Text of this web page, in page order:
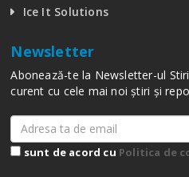
Ice It Solutions
Newsletter
Abonează-te la Newsletter-ul
curent cu cele mai noi știri și
sunt de acord cu Politica de